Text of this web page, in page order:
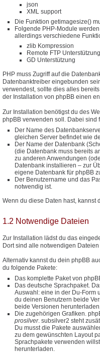
json
XML support
Die Funktion getimagesize()
Folgende PHP-Module
allerdings verschiedene
zlib Kompression
Remote FTP Unterstützung
GD Unterstützung
PHP muss Zugriff auf die
Datenbanktreiber eingebunden
verwendest, sollte dies alles
der Installation von phpBB einen
Zur Installation benötigst du des
phpBB verwenden soll. Dabei
Der Name des
gleichen Server befindet wie
Der Name der Datenbank
(die Datenbank muss bereits
zu anderen Anwendungen
Datenbank installieren – zur
eigene Datenbank für phpBB
Der Benutzername und das
notwendig ist.
Wenn du diese Daten hast, kannst
1.2 Notwendige Dateien
Zur Installation lädst du das
Dort sind alle notwendigen
Alternativ kannst du dein phpBB
du folgende Pakete:
Das komplette Paket von
Das deutsche Sprachpaket.
Auswahl: eine in der Du-Form
du deinen Benutzern beide
beide Versionen
Die zugehörigen Grafiken.
prosilver. subsilver2 steht
Du musst die Pakete
zu dem gewünschten Layout
Sprachpakete verwenden
herunterladen.